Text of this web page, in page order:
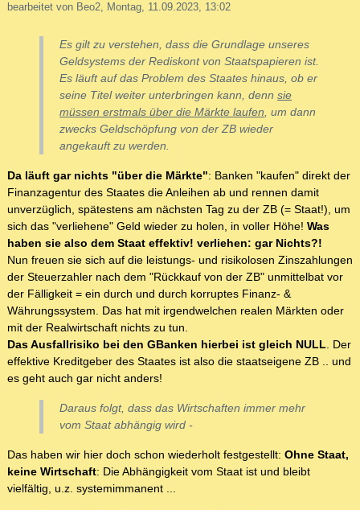
bearbeitet von Beo2, Montag, 11.09.2023, 13:02
Es gilt zu verstehen, dass die Grundlage unseres
Geldsystems der Rediskont von Staatspapieren ist.
Es läuft auf das Problem des Staates hinaus, ob er
seine Titel weiter unterbringen kann, denn sie
müssen erstmals über die Märkte laufen, um dann
zwecks Geldschöpfung von der ZB wieder
angekauft zu werden.
Da läuft gar nichts "über die Märkte": Banken "kaufen" direkt der
Finanzagentur des Staates die Anleihen ab und rennen damit
unverzüglich, spätestens am nächsten Tag zu der ZB (= Staat!), um
sich das "verliehene" Geld wieder zu holen, in voller Höhe! Was
haben sie also dem Staat effektiv! verliehen: gar Nichts?!
Nun freuen sie sich auf die leistungs- und risikolosen Zinszahlungen
der Steuerzahler nach dem "Rückkauf von der ZB" unmittelbat vor
der Fälligkeit = ein durch und durch korruptes Finanz- &
Währungssystem. Das hat mit irgendwelchen realen Märkten oder
mit der Realwirtschaft nichts zu tun.
Das Ausfallrisiko bei den GBanken hierbei ist gleich NULL. Der
effektive Kreditgeber des Staates ist also die staatseigene ZB .. und
es geht auch gar nicht anders!
Daraus folgt, dass das Wirtschaften immer mehr
vom Staat abhängig wird -
Das haben wir hier doch schon wiederholt festgestellt: Ohne Staat,
keine Wirtschaft: Die Abhängigkeit vom Staat ist und bleibt
vielfältig, u.z. systemimmanent ...